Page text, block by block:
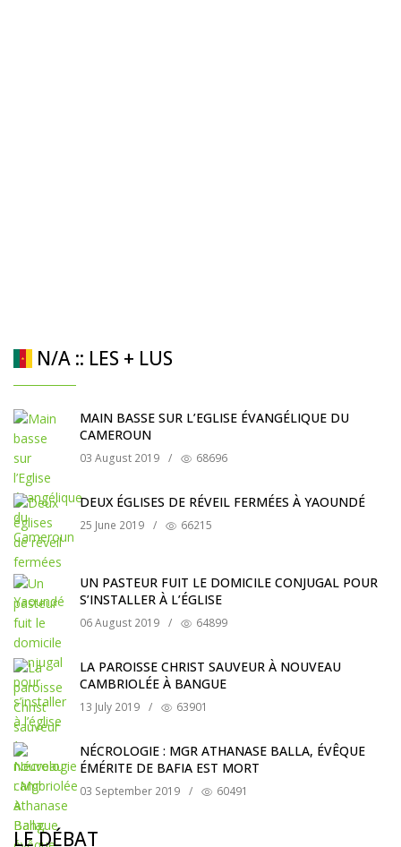
N/A :: LES + LUS
MAIN BASSE SUR L’EGLISE ÉVANGÉLIQUE DU
CAMEROUN
03 August 2019 / 68696
DEUX ÉGLISES DE RÉVEIL FERMÉES À YAOUNDÉ
25 June 2019 / 66215
UN PASTEUR FUIT LE DOMICILE CONJUGAL POUR
S’INSTALLER À L’ÉGLISE
06 August 2019 / 64899
LA PAROISSE CHRIST SAUVEUR À NOUVEAU
CAMBRIOLÉE À BANGUE
13 July 2019 / 63901
NÉCROLOGIE : MGR ATHANASE BALLA, ÉVÊQUE
ÉMÉRITE DE BAFIA EST MORT
03 September 2019 / 60491
LE DÉBAT